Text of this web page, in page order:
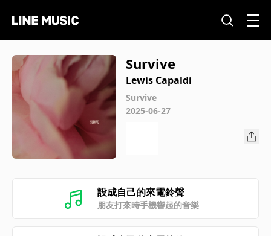
Survive
Lewis Capaldi
Survive
2025-06-27
設成自己的來電鈴聲
朋友打來時手機響起的音樂